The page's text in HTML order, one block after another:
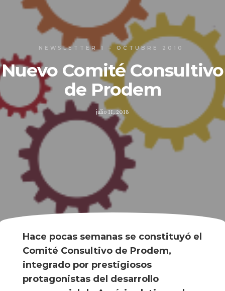
NEWSLETTER 1 – OCTUBRE 2010
Nuevo Comité Consultivo
de Prodem
julio 11, 2018
Hace pocas semanas se constituyó el
Comité Consultivo de Prodem,
integrado por prestigiosos
protagonistas del desarrollo